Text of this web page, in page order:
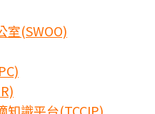
室(SWOO)
知識平台(TCCIP)